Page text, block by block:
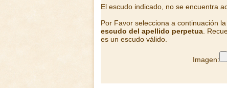
El escudo indicado, no se encuentra
Por Favor selecciona a continuación
escudo del apellido perpetua.
es un escudo válido.
Imagen: